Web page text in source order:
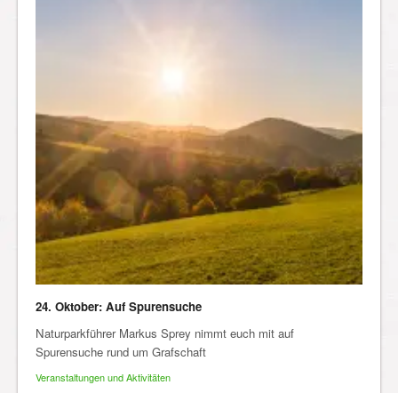
24. Oktober: Auf Spurensuche
Naturparkführer Markus Sprey nimmt euch mit auf
Spurensuche rund um Grafschaft
Veranstaltungen und Aktivitäten